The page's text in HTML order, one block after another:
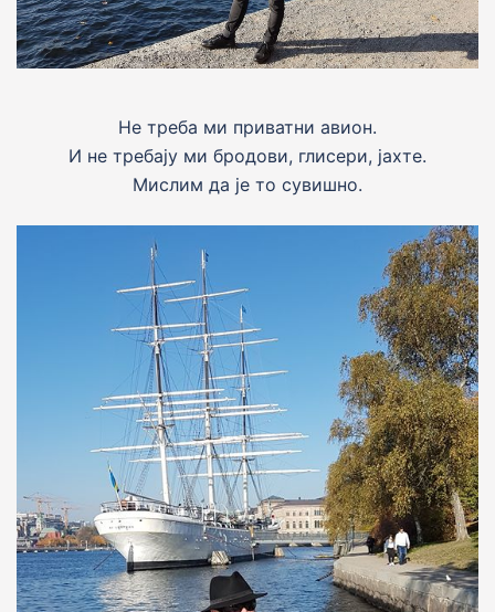
Не треба ми приватни авион.
И не требају ми бродови, глисери, јахте.
Мислим да је то сувишно.